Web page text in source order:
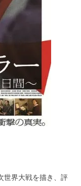
世界大戦を描き、評